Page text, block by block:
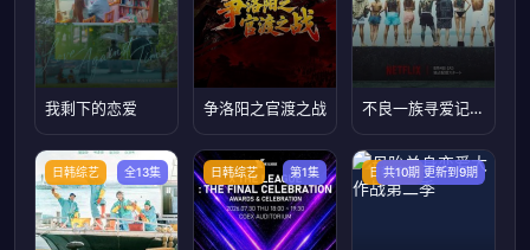
我剩下的恋爱 争洛阳之官渡之战 不良一族寻爱记第2季
日韩综艺 全13集 日韩综艺 第1集 日韩综艺
共10期 更新到9期